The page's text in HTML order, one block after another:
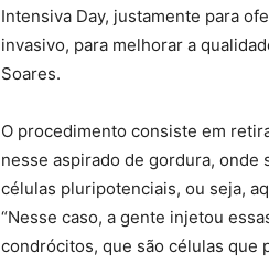
Intensiva Day, justamente para
invasivo, para melhorar a
Soares.
O procedimento consiste em
nesse aspirado de gordura, onde
células pluripotenciais, ou seja,
“Nesse caso, a gente injetou
condrócitos, que são células que